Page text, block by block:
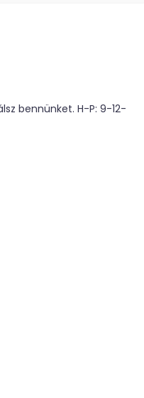
bennünket. H-P: 9-12-